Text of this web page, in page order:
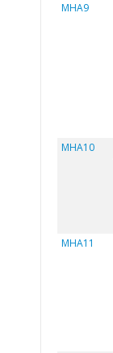
MHA9
MHA10
MHA11